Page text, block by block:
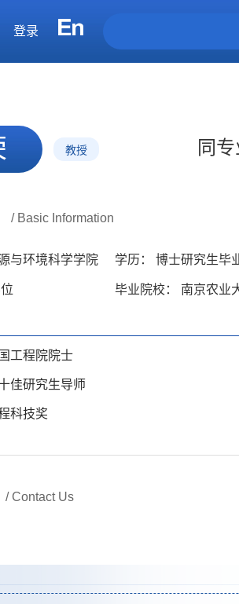
登录
教授 同
/ Basic Information
与环境科学学院 学历： 博士研究生毕
毕业院校： 南京农业
工程院院士
佳研究生导师
科技奖
/ Contact Us